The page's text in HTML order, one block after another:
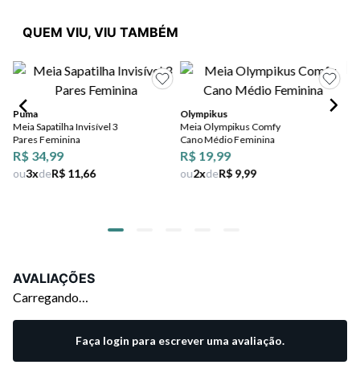
QUEM VIU, VIU TAMBÉM
Puma
Meia Sapatilha Invisível 3
Pares Feminina
R$ 34,99
ou3xdeR$ 11,66
Olympikus
Meia Olympikus Comfy
Cano Médio Feminina
R$ 19,99
ou2xdeR$ 9,99
AVALIAÇÕES
Carregando…
Faça login para escrever uma avaliação.